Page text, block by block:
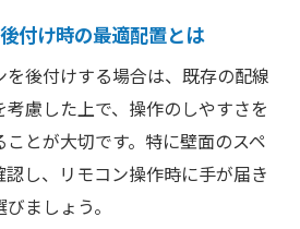
付け時の最適配置とは
後付けする場合は、既存の配線
慮した上で、操作のしやすさを
とが大切です。特に壁面のスペ
し、リモコン操作時に手が届き
ましょう。